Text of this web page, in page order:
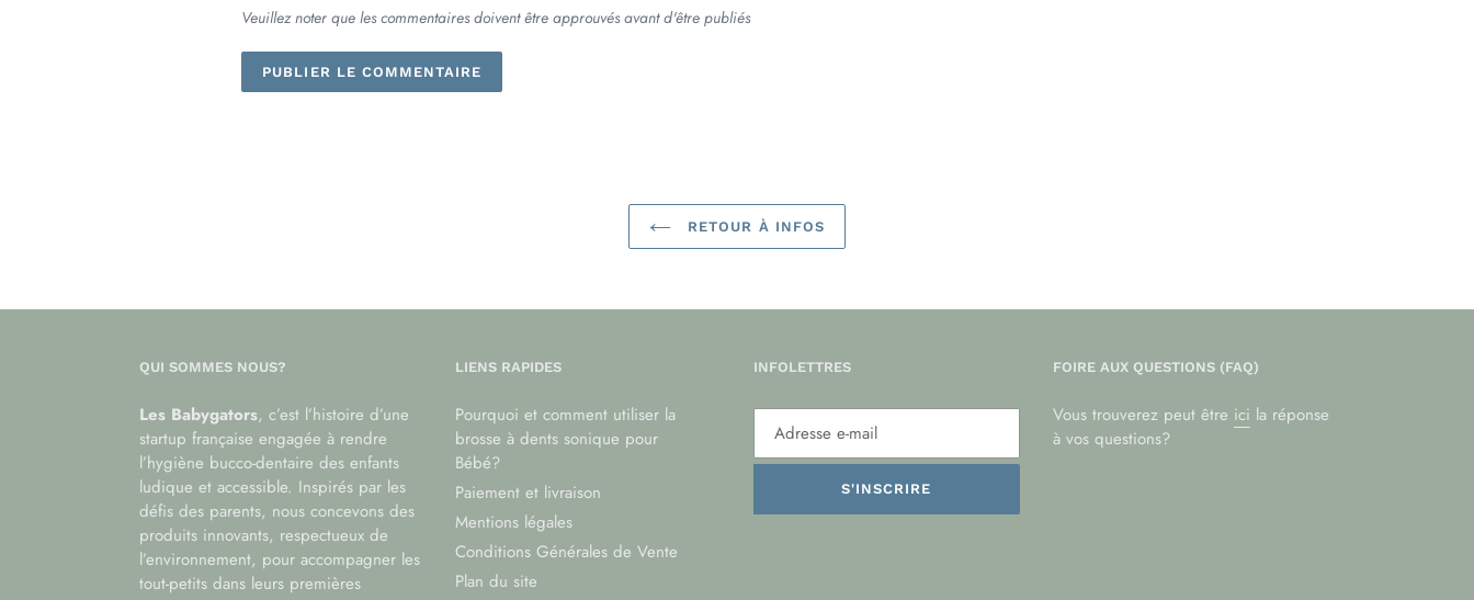
Veuillez noter que les commentaires doivent être approuvés avant d'être publiés
RETOUR À INFOS
QUI SOMMES NOUS?
Les Babygators, c’est l’histoire d’une
startup française engagée à rendre
l’hygiène bucco-dentaire des enfants
ludique et accessible. Inspirés par les
défis des parents, nous concevons des
produits innovants, respectueux de
l’environnement, pour accompagner les
tout-petits dans leurs premières
LIENS RAPIDES
Pourquoi et comment utiliser la
brosse à dents sonique pour
Bébé?
Paiement et livraison
Mentions légales
Conditions Générales de Vente
Plan du site
INFOLETTRES
S'INSCRIRE
FOIRE AUX QUESTIONS (FAQ)
Vous trouverez peut être ici la réponse
à vos questions?